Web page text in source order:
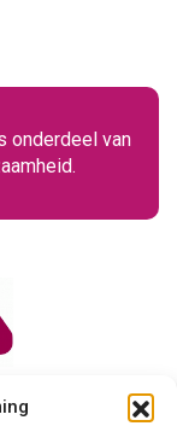
onderdeel van